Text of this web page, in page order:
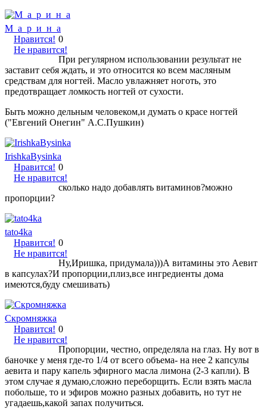
М_а_р_и_н_а
Нравится!
Не нравится!
0
При регулярном использовании результат не
заставит себя ждать, и это относится ко всем масляным
средствам для ногтей. Масло увлажняет ноготь, это
предотвращает ломкость ногтей от сухости.
Быть можно дельным человеком,и думать о красе ногтей
("Евгений Онегин" А.С.Пушкин)
IrishkaBysinka
Нравится!
Не нравится!
0
сколько надо добавлять витаминов?можно
пропорции?
tato4ka
Нравится!
Не нравится!
0
Ну,Иришка, придумала)))А витамины это Аевит
в капсулах?И пропорции,плиз,все ингредиенты дома
имеются,буду смешивать)
Скромняжка
Нравится!
Не нравится!
0
Пропорции, честно, определяла на глаз. Ну вот в
баночке у меня где-то 1/4 от всего объема- на нее 2 капсулы
аевита и пару капель эфирного масла лимона (2-3 капли). В
этом случае я думаю,сложно переборщить. Если взять масла
побольше, то и эфиров можно разных добавить, но тут не
угадаешь,какой запах получиться.